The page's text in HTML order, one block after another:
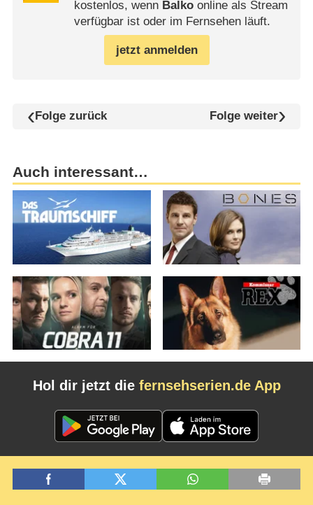
kostenlos, wenn Balkoonline als Stream
verfügbar ist oder im Fernsehen läuft.
jetzt anmelden
Folge zurück Folge weiter
Auch interessant…
Hol dir jetzt die fernsehserien.de App